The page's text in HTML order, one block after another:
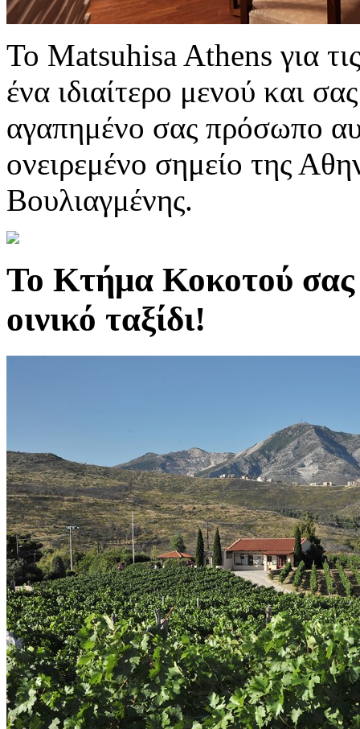
Το Matsuhisa Athens για
ένα ιδιαίτερο μενού και
αγαπημένο σας πρόσωπο
ονειρεμένο σημείο της
Βουλιαγμένης.
Το Κτήμα Κοκοτού σας
οινικό ταξίδι!